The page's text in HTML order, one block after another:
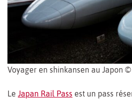
Voyager en shinkansen au Japon
Le Japan Rail Pass est un pass